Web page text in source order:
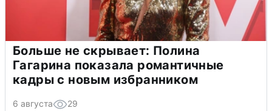
Больше не скрывает: Полина
Гагарина показала романтичные
кадры с новым избранником
6 августа 29